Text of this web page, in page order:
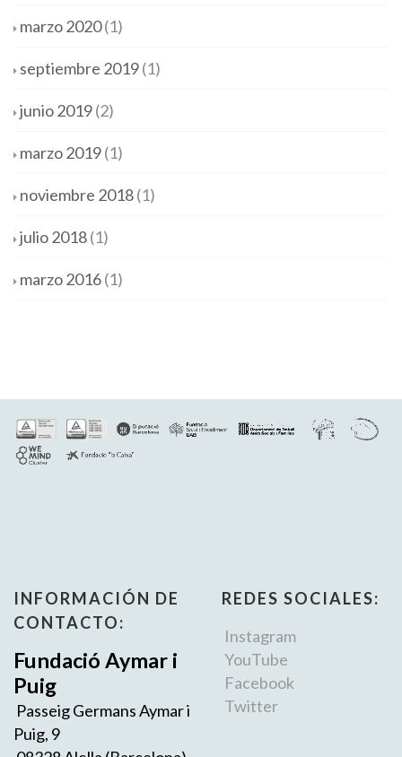
marzo 2020(1)
septiembre 2019(1)
junio 2019(2)
marzo 2019(1)
noviembre 2018(1)
julio 2018(1)
marzo 2016(1)
INFORMACIÓN DE
CONTACTO:
Fundació Aymar i
Puig
Passeig Germans Aymar i
Puig, 9
REDES SOCIALES:
Instagram
YouTube
Facebook
Twitter